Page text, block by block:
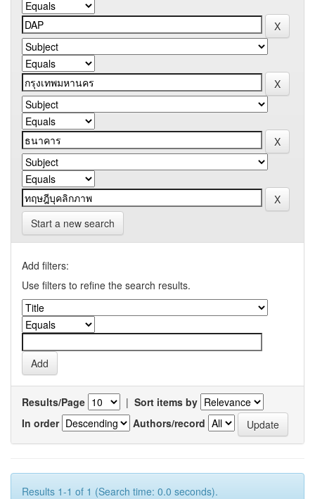
Start a new search
Add filters:
Use filters to refine the search results.
Results/Page | Sort items by
In order
Authors/record
Results 1-1 of 1 (Search time: 0.0 seconds).